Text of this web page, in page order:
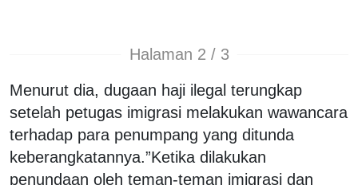
Halaman 2 / 3
Menurut dia, dugaan haji ilegal terungkap
setelah petugas imigrasi melakukan wawancara
terhadap para penumpang yang ditunda
keberangkatannya.”Ketika dilakukan
penundaan oleh teman-teman imigrasi dan